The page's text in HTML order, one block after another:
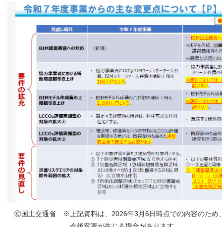
Ⓒ国土交通省 ※上記資料は、2026年3月6日時点での内容のため